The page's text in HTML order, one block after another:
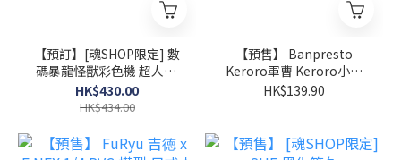
【預訂】[魂SHOP限定] 數
碼暴龍怪獸彩色機 超人60
週年
HK$430.00
HK$434.00
【預售】 Banpresto
Keroro軍曹 Keroro小隊
日向家大掃除大作戰是也！
HK$139.90